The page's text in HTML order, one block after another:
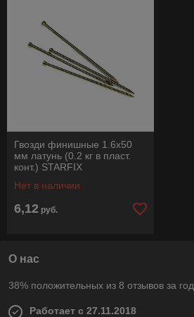
Гвозди финишные 1.6х50
мм латунь (0.2 кг в пласт.
конт.) STARFIX
Нет в наличии
6,12 руб.
О нас
38% положительных из 8 отзывов за год
Работает с 27.11.2018